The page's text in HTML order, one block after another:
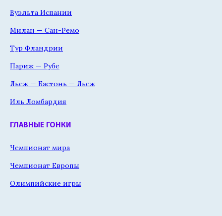
Вуэльта Испании
Милан — Сан-Ремо
Тур Фландрии
Париж — Рубе
Льеж — Бастонь — Льеж
Иль Ломбардия
ГЛАВНЫЕ ГОНКИ
Чемпионат мира
Чемпионат Европы
Олимпийские игры